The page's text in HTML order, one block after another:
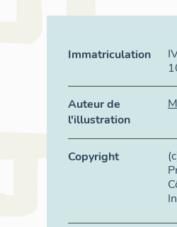
Immatriculation
Auteur de
l'illustration
Copyright